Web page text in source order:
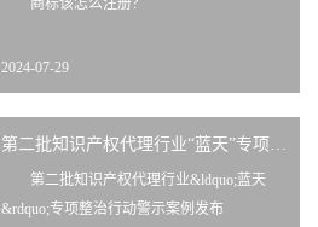
很多企业在未申请商标的时候，认为商
标注册很简单啊，设计好了递交申请不就可
以了吗?但是事实是这样吗?其中有哪些关于
注册商标的误区呢?
一、什...
2024-07-29
第二批知识产权代理行业&ldquo;蓝天
&rdquo;专项整治行动警示案例发布